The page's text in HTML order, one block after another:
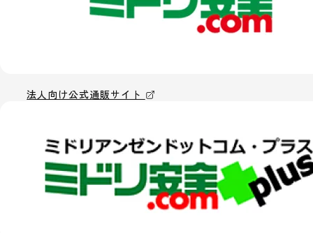
法人向け公式通販サイト